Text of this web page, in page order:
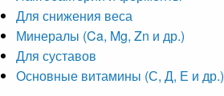
Для снижения веса
Минералы (Ca, Mg, Zn и др.)
Для суставов
Основные витамины (С, Д, Е и др.)